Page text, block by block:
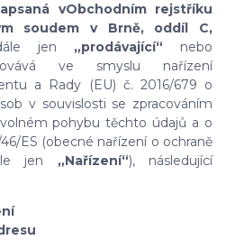
vObchodním rejstříku
soudem v Brně, oddíl C,
jen „prodávající“ nebo
ve smyslu nařízení
a Rady (EU) č. 2016/679 o
v souvislosti se zpracováním
pohybu těchto údajů a o
ES (obecné nařízení o ochraně
jen „Nařízení“), následující